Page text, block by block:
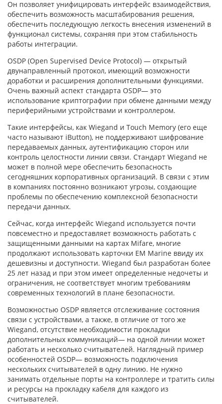
Он позволяет унифицировать интерфейс взаимодействия,
обеспечить возможность масштабирования решения,
обеспечить последующую легкость внесения изменений в
функционал системы, сохраняя при этом стабильность
работы интеграции.
OSDP (Open Supervised Device Protocol) — открытый
двунаправленный протокол, имеющий возможности
доработки и расширения дополнительными функциями.
Очень важный аспект стандарта OSDP— это
использование криптографии при обмене данными между
периферийными устройствами и контроллером.
Такие интерфейсы, как Wiegand и Touch Memory (его еще
часто называют iButton), не поддерживают шифрование
передаваемых данных, аутентификацию сторон или
контроль целостности линии связи. Стандарт Wiegand не
может в полной мере обеспечить безопасность
сегодняшних корпоративных организаций. В связи с этим
в компаниях постоянно возникают угрозы, создающие
проблемы по обеспечению комплексной безопасности
передачи данных.
Сейчас, когда интерфейс Wiegand используется почти
повсеместно и предоставляет возможность работать с
защищенными данными на картах Mifare, многие
продолжают использовать карточки EM Marine ввиду их
дешевизны и доступности. Wiegand был разработан более
25 лет назад и при этом имеет определенные недочеты и
ограничения, не соответствует многим требованиям
современных технологий в плане безопасности.
Возможностью OSDP является отслеживание состояния
связи с устройствами, а также, в отличие от того же
Wiegand, отсутствие необходимости прокладки
дополнительных коммуникаций— на одной линии может
работать и несколько считывателей. Наглядный пример
особенностей OSDP— возможность подключения
нескольких считывателей в одну линию. Не нужно
занимать отдельные порты на контроллере и тратить силы
и ресурсы на прокладку кабеля для каждого из
считывателей.